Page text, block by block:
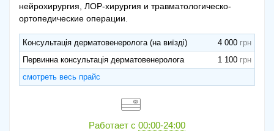
нейрохирургия, ЛОР-хирургия и травматологическо-
ортопедические операции.
Консультація дерматовенеролога (на виїзді)
4 000
Первинна консультація дерматовенеролога
1 100
смотреть весь прайс
Работает с 00:00-24:00